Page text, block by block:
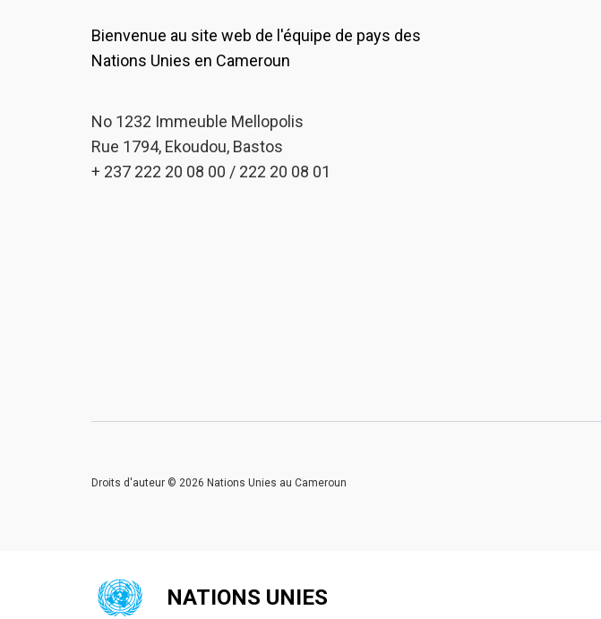
Bienvenue au site web de l'équipe de pays des
Nations Unies en Cameroun
No 1232 Immeuble Mellopolis
Rue 1794, Ekoudou, Bastos
+ 237 222 20 08 00 / 222 20 08 01
Droits d'auteur © 2026 Nations Unies au Cameroun
NATIONS UNIES